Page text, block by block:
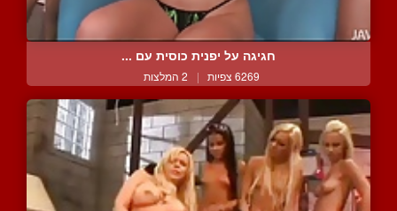
חגיגה על יפנית כוסית עם ...
6269 צפיות | 2 המלצות